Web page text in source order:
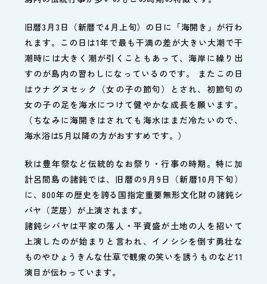
旧暦3月3日（新暦で4月上旬）の日に「海開き」が行わ
れます。この日は1年で最も干満の差が大きい大潮で干
潮時には大きく潮が引くこともあって、海岸に繰り出
すのが島内の習わしになっているのです。 またこの日
はウナグヌセック（女の子の節句）とされ、初節句の
女の子の足を海水につけて健やかな成長を願います。
（ちなみに海開きはされても海水はまだ冷たいので、
海水浴は5月以降の方がおすすめです。）
秋は豊年祭など伝統的なお祭り・行事の時期。特に加
計呂間島の諸鈍では、旧暦の9月9日（新暦10月下旬）
に、800年の歴史を誇る国指定重要無形文化財の諸鈍シ
バヤ（芝居）が上演されます。
諸鈍シバヤは平家の落人・平資盛が土地の人を招いて
上演したのが始まりと言われ、イノシシを倒す勇壮な
ものやひょうきんな仕草で観衆の笑いを誘うものなど11
演目が伝わっています。